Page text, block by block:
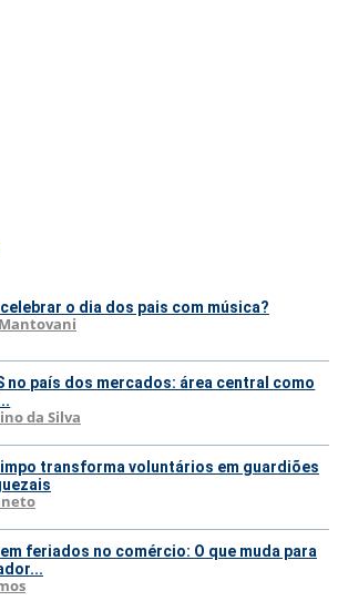
o dia dos pais com música?
no país dos mercados: área central como
da Silva
transforma voluntários em guardiões
feriados no comércio: O que muda para